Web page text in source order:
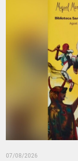
07/08/2026